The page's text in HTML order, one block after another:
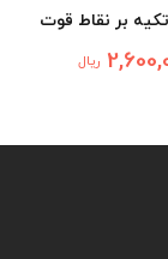
بر نقاط قوت
ریال